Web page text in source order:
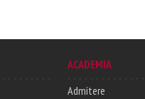
ACADEMIA
Admitere